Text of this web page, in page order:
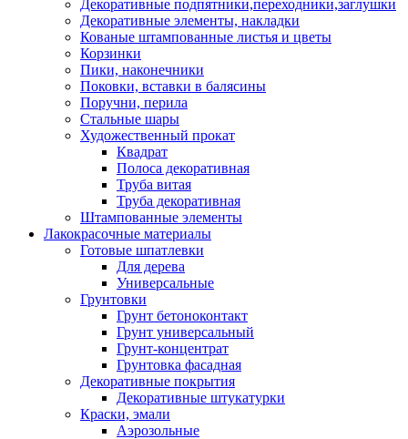
Декоративные подпятники,переходники,заглушки
Декоративные элементы, накладки
Кованые штампованные листья и цветы
Корзинки
Пики, наконечники
Поковки, вставки в балясины
Поручни, перила
Стальные шары
Художественный прокат
Квадрат
Полоса декоративная
Труба витая
Труба декоративная
Штампованные элементы
Лакокрасочные материалы
Готовые шпатлевки
Для дерева
Универсальные
Грунтовки
Грунт бетоноконтакт
Грунт универсальный
Грунт-концентрат
Грунтовка фасадная
Декоративные покрытия
Декоративные штукатурки
Краски, эмали
Аэрозольные